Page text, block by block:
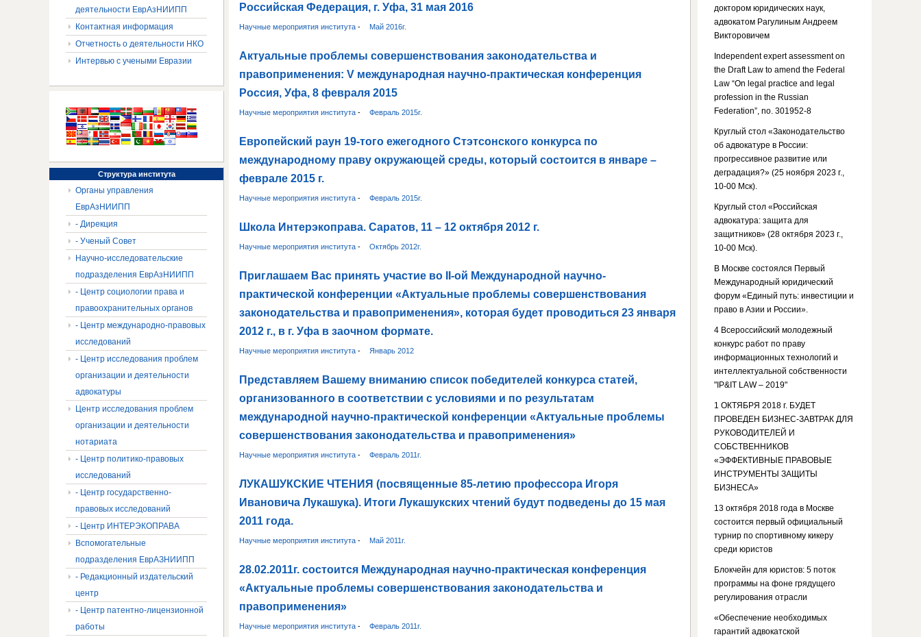
Российская Федерация, г. Уфа, 31 мая 2016
Научные мероприятия института- Май 2016г.
Актуальные проблемы совершенствования законодательства и
правоприменения: V международная научно-практическая конференция
Россия, Уфа, 8 февраля 2015
Научные мероприятия института- Февраль 2015г.
Европейский раун 19-того ежегодного Стэтсонского конкурса по
международному праву окружающей среды, который состоится в январе –
феврале 2015 г.
Научные мероприятия института- Февраль 2015г.
Школа Интерэкоправа. Саратов, 11 – 12 октября 2012 г.
Научные мероприятия института- Октябрь 2012г.
Приглашаем Вас принять участие во II-ой Международной научно-
практической конференции «Актуальные проблемы совершенствования
законодательства и правоприменения», которая будет проводиться 23 января
2012 г., в г. Уфа в заочном формате.
Научные мероприятия института- Январь 2012
Представляем Вашему вниманию список победителей конкурса статей,
организованного в соответствии с условиями и по результатам
международной научно-практической конференции «Актуальные проблемы
совершенствования законодательства и правоприменения»
Научные мероприятия института- Февраль 2011г.
ЛУКАШУКСКИЕ ЧТЕНИЯ (посвященные 85-летию профессора Игоря
Ивановича Лукашука). Итоги Лукашукских чтений будут подведены до 15 мая
2011 года.
Научные мероприятия института- Май 2011г.
28.02.2011г. состоится Международная научно-практическая конференция
«Актуальные проблемы совершенствования законодательства и
правоприменения»
Научные мероприятия института- Февраль 2011г.
деятельности ЕврАзНИИПП
Контактная информация
Отчетность о деятельности НКО
Интервью с учеными Евразии
Структураинститута
Органы управления
ЕврАзНИИПП
- Дирекция
- Ученый Совет
Научно-исследовательские
подразделения ЕврАзНИИПП
- Центр социологии права и
правоохранительных органов
- Центр международно-правовых
исследований
- Центр исследования проблем
организации и деятельности
адвокатуры
Центр исследования проблем
организации и деятельности
нотариата
- Центр политико-правовых
исследований
- Центр государственно-
правовых исследований
- Центр ИНТЕРЭКОПРАВА
Вспомогательные
подразделения ЕврАЗНИИПП
- Редакционный издательский
центр
- Центр патентно-лицензионной
работы
доктором юридических наук,
адвокатом Рагулиным Андреем
Викторовичем
Independent expert assessment on
the Draft Law to amend the Federal
Law “On legal practice and legal
profession in the Russian
Federation”, no. 301952-8
Круглый стол «Законодательство
об адвокатуре в России:
прогрессивное развитие или
деградация?» (25 ноября 2023 г.,
10-00 Мск).
Круглый стол «Российская
адвокатура: защита для
защитников» (28 октября 2023 г.,
10-00 Мск).
В Москве состоялся Первый
Международный юридический
форум «Единый путь: инвестиции и
право в Азии и России».
4 Всероссийский молодежный
конкурс работ по праву
информационных технологий и
интеллектуальной собственности
"IP&IT LAW – 2019"
1 ОКТЯБРЯ 2018 г. БУДЕТ
ПРОВЕДЕН БИЗНЕС-ЗАВТРАК ДЛЯ
РУКОВОДИТЕЛЕЙ И
СОБСТВЕННИКОВ
«ЭФФЕКТИВНЫЕ ПРАВОВЫЕ
ИНСТРУМЕНТЫ ЗАЩИТЫ
БИЗНЕСА»
13 октября 2018 года в Москве
состоится первый официальный
турнир по спортивному кикеру
среди юристов
Блокчейн для юристов: 5 поток
программы на фоне грядущего
регулирования отрасли
«Обеспечение необходимых
гарантий адвокатской